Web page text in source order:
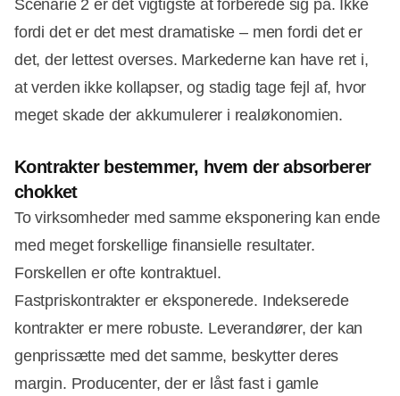
Scenarie 2 er det vigtigste at forberede sig på. Ikke
fordi det er det mest dramatiske – men fordi det er
det, der lettest overses. Markederne kan have ret i,
at verden ikke kollapser, og stadig tage fejl af, hvor
meget skade der akkumulerer i realøkonomien.
Kontrakter bestemmer, hvem der absorberer
chokket
To virksomheder med samme eksponering kan ende
med meget forskellige finansielle resultater.
Forskellen er ofte kontraktuel.
Fastpriskontrakter er eksponerede. Indekserede
kontrakter er mere robuste. Leverandører, der kan
genprissætte med det samme, beskytter deres
margin. Producenter, der er låst fast i gamle